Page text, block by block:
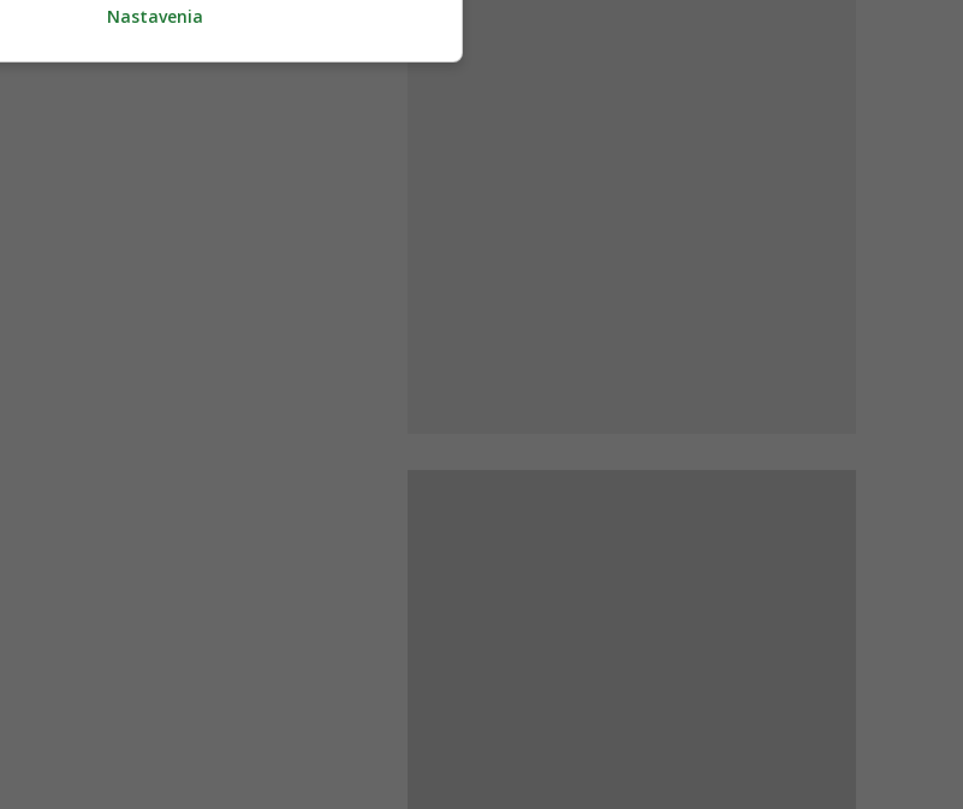
Nastavenia